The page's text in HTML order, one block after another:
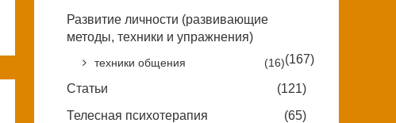
Развитие личности (развивающие
методы, техники и упражнения)
(167)
техники общения (16)
Статьи
(121)
Телесная психотерапия
(65)